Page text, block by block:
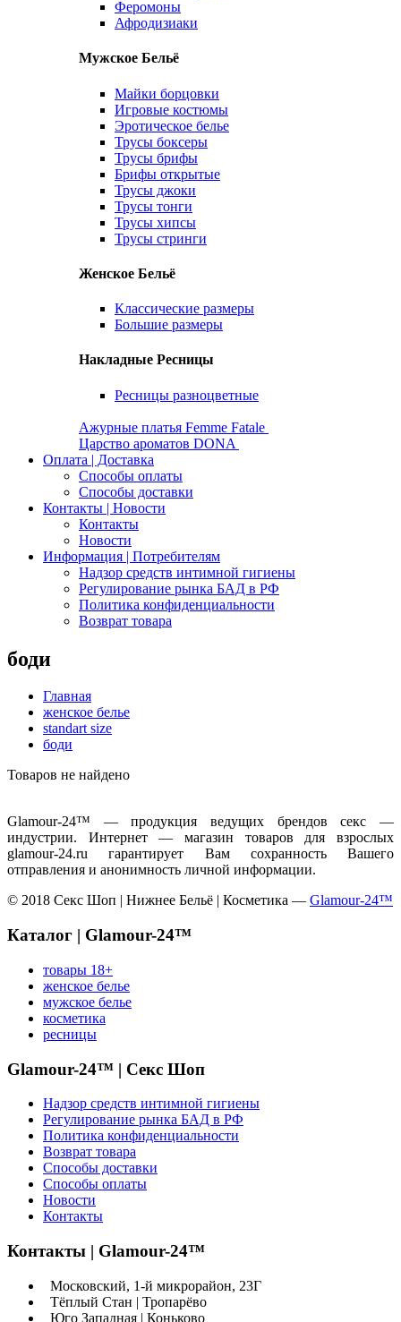
Феромоны
Афродизиаки
Мужское Бельё
Майки борцовки
Игровые костюмы
Эротическое белье
Трусы боксеры
Трусы брифы
Брифы открытые
Трусы джоки
Трусы тонги
Трусы хипсы
Трусы стринги
Женское Бельё
Классические размеры
Большие размеры
Накладные Ресницы
Ресницы разноцветные
Ажурные платья Femme Fatale
Царство ароматов DONA
Оплата | Доставка
Способы оплаты
Способы доставки
Контакты | Новости
Контакты
Новости
Информация | Потребителям
Надзор средств интимной гигиены
Регулирование рынка БАД в РФ
Политика конфиденциальности
Возврат товара
боди
Главная
женское белье
standart size
боди
Товаров не найдено
Glamour-24™ — продукция ведущих брендов секс —
индустрии. Интернет — магазин товаров для взрослых
glamour-24.ru гарантирует Вам сохранность Вашего
отправления и анонимность личной информации.
© 2018 Секс Шоп | Нижнее Бельё | Косметика — Glamour-24™
Каталог | Glamour-24™
товары 18+
женское белье
мужское белье
косметика
ресницы
Glamour-24™ | Секс Шоп
Надзор средств интимной гигиены
Регулирование рынка БАД в РФ
Политика конфиденциальности
Возврат товара
Способы доставки
Способы оплаты
Новости
Контакты
Контакты | Glamour-24™
Московский, 1-й микрорайон, 23Г
Тёплый Стан | Тропарёво
Юго Западная | Коньково